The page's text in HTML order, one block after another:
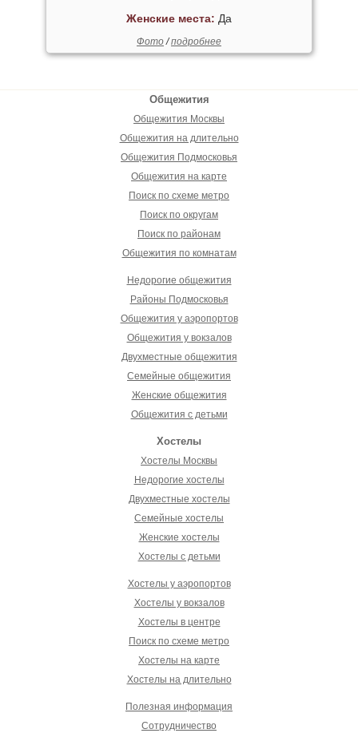
Женские места: Да
Фото/подробнее
Общежития
Общежития Москвы
Общежития на длительно
Общежития Подмосковья
Общежития на карте
Поиск по схеме метро
Поиск по округам
Поиск по районам
Общежития по комнатам
Недорогие общежития
Районы Подмосковья
Общежития у аэропортов
Общежития у вокзалов
Двухместные общежития
Семейные общежития
Женские общежития
Общежития с детьми
Хостелы
Хостелы Москвы
Недорогие хостелы
Двухместные хостелы
Семейные хостелы
Женские хостелы
Хостелы с детьми
Хостелы у аэропортов
Хостелы у вокзалов
Хостелы в центре
Поиск по схеме метро
Хостелы на карте
Хостелы на длительно
Полезная информация
Сотрудничество